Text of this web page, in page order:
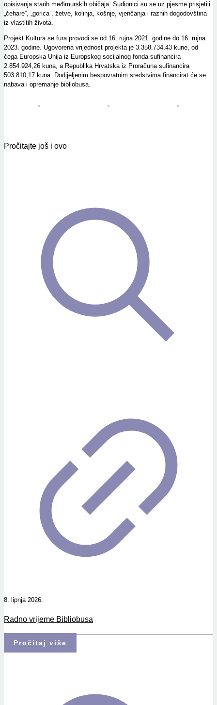
opisivanja starih međimurskih običaja. Sudionici su se uz pjesme prisjetili
„čehare”, „gorica”, žetve, kolinja, košnje, vjenčanja i raznih dogodovština
iz vlastitih života.
Projekt Kultura se fura provodi se od 16. rujna 2021. godine do 16. rujna
2023. godine. Ugovorena vrijednost projekta je 3.358.734,43 kune, od
čega Europska Unija iz Europskog socijalnog fonda sufinancira
2.854.924,26 kuna, a Republika Hrvatska iz Proračuna sufinancira
503.810,17 kuna. Dodijeljenim bespovratnim sredstvima financirat će se
nabava i opremanje bibliobusa.
Pročitajte još i ovo
8. lipnja 2026.
Radno vrijeme Bibliobusa
Pročitaj više